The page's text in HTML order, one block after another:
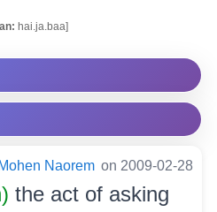
hai.ja.baa]
Mohen Naorem on 2009-02-28
the act of asking